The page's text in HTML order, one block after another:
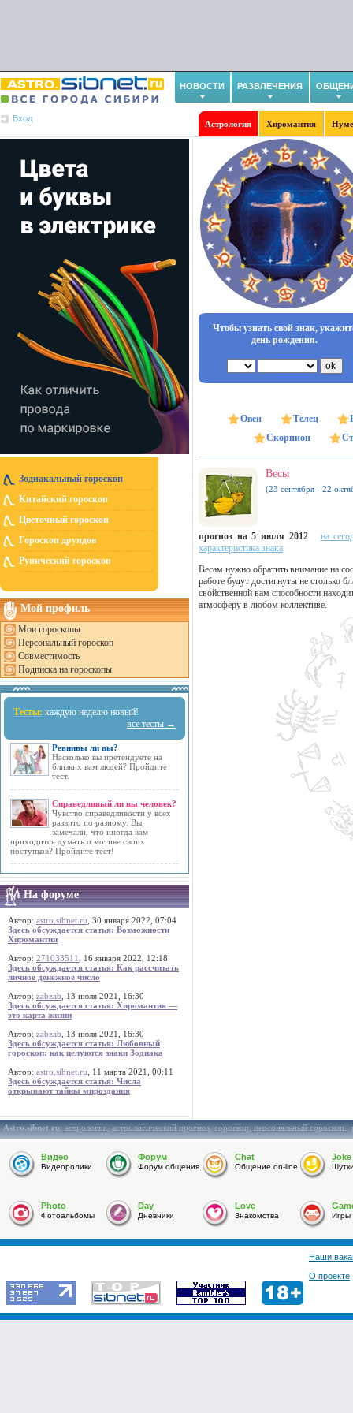
НОВОСТИ РАЗВЛЕЧЕНИЯ
Вход
Астрология Хиромантия
Зодиакальный гороскоп
Китайский гороскоп
Цветочный гороскоп
Гороскоп друидов
Рунический гороскоп
Мой профиль
Мои гороскопы
Персональный гороскоп
Совместимость
Подписка на гороскопы
Тесты: каждую неделю новый!
все тесты →
Ревнивы ли вы?
Насколько вы претендуете на
близких вам людей? Пройдите
тест.
Справедливый ли вы человек?
Чувство справедливости у всех
развито по разному. Вы
замечали, что иногда вам
приходится думать о мотиве своих
поступков? Пройдите тест!
На форуме
Автор: astro.sibnet.ru , 30 января 2022, 07:04
Здесь обсуждается статья: Возможности
Хиромантии
Автор: 271033511
, 16 января 2022, 12:18
Здесь обсуждается статья: Как рассчитать
личное денежное число
Автор: zabzab , 13 июля 2021, 16:30
Здесь обсуждается статья: Хиромантия —
это карта жизни
Автор: zabzab , 13 июля 2021, 16:30
Здесь обсуждается статья: Любовный
гороскоп: как целуются знаки Зодиака
Автор: astro.sibnet.ru , 11 марта 2021, 00:11
Здесь обсуждается статья: Числа
открывают тайны мироздания
Чтобы узнать свой знак,
день рождения.
Овен Телец
Скорпион
Весы
(23 сентября - 22
прогноз на 5 июля 2012
на
характеристика знака
Весам нужно обратить внимание на
работе будут достигнуты не столько
свойственной вам способности
атмосферу в любом коллективе.
Astro.sibnet.ru:астрология,астрологический прогноз,гороскоп,персональный гороскоп,
Видео
Видеоролики
Форум
Форум общения
Chat
Общение on-line
Joke
Photo
Фотоальбомы
Day
Дневники
Love
Знакомства Игры
Наши
О проекте